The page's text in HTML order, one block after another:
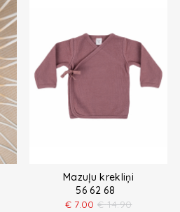
Mazuļu krekliņi
56 62 68
€ 7.00 € 14.90